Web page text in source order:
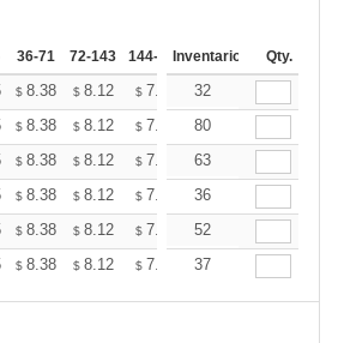
36-71 72-143 144-287 288 + Mas
Inventario Qty.
$ 8.38 $ 8.12 $ 7.85 $7.72
32
$ 8.38 $ 8.12 $ 7.85 $7.72
80
$ 8.38 $ 8.12 $ 7.85 $7.72
63
$ 8.38 $ 8.12 $ 7.85 $7.72
36
$ 8.38 $ 8.12 $ 7.85 $7.72
52
$ 8.38 $ 8.12 $ 7.85 $7.72
37